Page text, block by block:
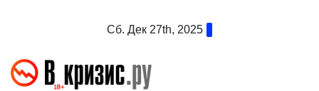
Сб. Дек 27th, 2025